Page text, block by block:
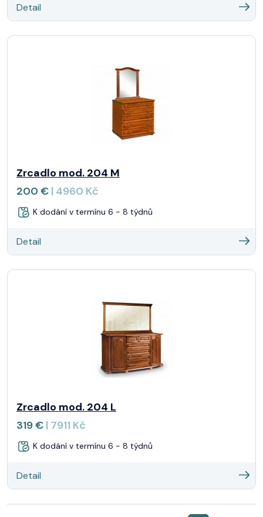
Detail
Zrcadlo mod. 204 M
200 € | 4960 Kč
K dodání v termínu 6 - 8 týdnů
Detail
Zrcadlo mod. 204 L
319 € | 7911 Kč
K dodání v termínu 6 - 8 týdnů
Detail